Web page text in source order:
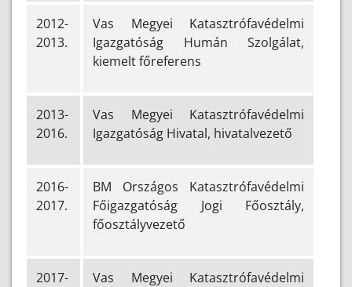
2012-
2013.
Vas Megyei Katasztrófavédelmi
Igazgatóság Humán Szolgálat,
kiemelt főreferens
2013-
2016.
Vas Megyei Katasztrófavédelmi
Igazgatóság Hivatal, hivatalvezető
2016-
2017.
BM Országos Katasztrófavédelmi
Főigazgatóság Jogi Főosztály,
főosztályvezető
2017-
Vas Megyei Katasztrófavédelmi